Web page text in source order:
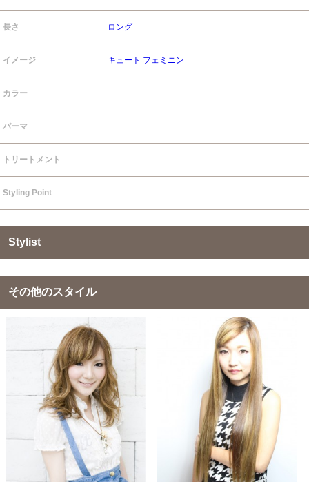
長さ ロング
イメージ キュート フェミニン
カラー
パーマ
トリートメント
Styling Point
Stylist
その他のスタイル